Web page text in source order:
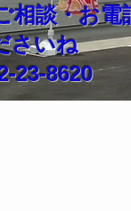
相談・お電
さいね
23-8620